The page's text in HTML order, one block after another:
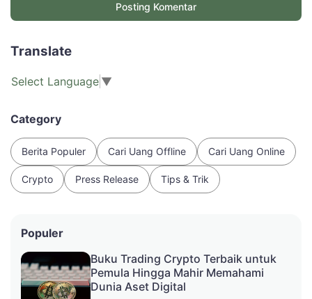
Posting Komentar
Translate
Select Language ▼
Category
Berita Populer Cari Uang Offline Cari Uang Online
Crypto Press Release Tips & Trik
Populer
Buku Trading Crypto Terbaik untuk
Pemula Hingga Mahir Memahami
Dunia Aset Digital